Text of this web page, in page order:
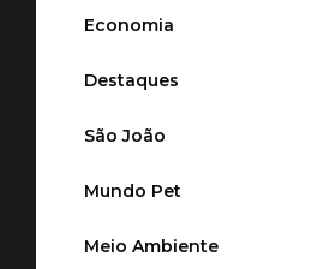
Economia
Destaques
São João
Mundo Pet
Meio Ambiente